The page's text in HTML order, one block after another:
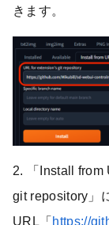
きます。
2. 「Install from
git repository」
URL「 https://